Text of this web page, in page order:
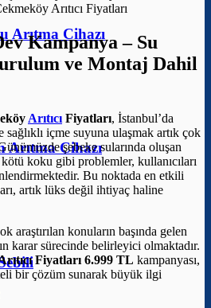
Arıtma Cihazı
Arıtma Cihazı
Arıtıcı Fiyatları
Kampanya – Su
ve Montaj Dahil
ArıtıcıFiyatları, İstanbul’da
içme suyuna ulaşmak artık çok
şebeke sularında oluşan
koku gibi problemler, kullanıcıları
Bu noktada en etkili
artık lüks değil ihtiyaç haline
araştırılan konuların başında gelen
karar sürecinde belirleyici olmaktadır.
Fiyatları 6.999 TL kampanyası,
bir çözüm sunarak büyük ilgi